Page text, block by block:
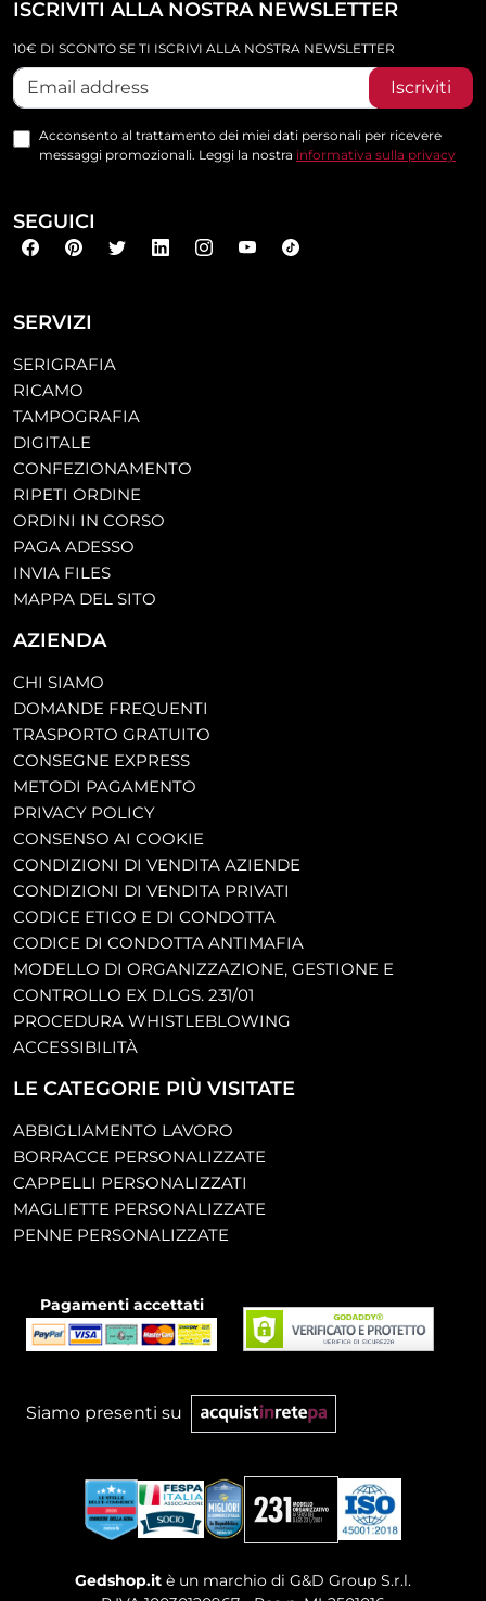
SERVIZI
SERIGRAFIA
RICAMO
TAMPOGRAFIA
DIGITALE
CONFEZIONAMENTO
RIPETI ORDINE
ORDINI IN CORSO
PAGA ADESSO
INVIA FILES
MAPPA DEL SITO
AZIENDA
CHI SIAMO
DOMANDE FREQUENTI
TRASPORTO GRATUITO
CONSEGNE EXPRESS
METODI PAGAMENTO
PRIVACY POLICY
CONSENSO AI COOKIE
CONDIZIONI DI VENDITA AZIENDE
CONDIZIONI DI VENDITA PRIVATI
CODICE ETICO E DI CONDOTTA
CODICE DI CONDOTTA ANTIMAFIA
MODELLO DI ORGANIZZAZIONE, GESTIONE E
CONTROLLO EX D.LGS. 231/01
PROCEDURA WHISTLEBLOWING
ACCESSIBILITÀ
LE CATEGORIE PIÙ VISITATE
ABBIGLIAMENTO LAVORO
BORRACCE PERSONALIZZATE
CAPPELLI PERSONALIZZATI
MAGLIETTE PERSONALIZZATE
PENNE PERSONALIZZATE
ISCRIVITI ALLA NOSTRA NEWSLETTER
10€ DI SCONTO SE TI ISCRIVI ALLA NOSTRA NEWSLETTER
Iscriviti
Acconsento al trattamento dei miei dati personali per ricevere
messaggi promozionali. Leggi la nostra informativa sulla privacy
SEGUICI
Pagamenti accettati
Siamo presenti su
Gedshop.it è un marchio di G&D Group S.r.l.